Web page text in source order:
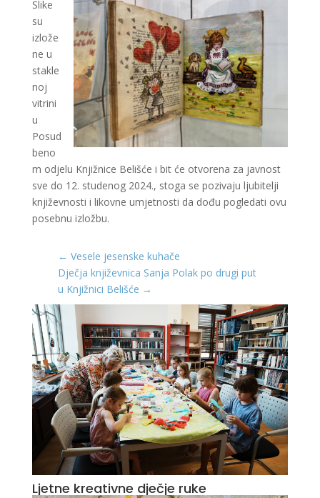
Slike
su
izlože
ne u
stakle
noj
vitrini
u
Posud
beno
m odjelu Knjižnice Belišće i bit će otvorena za javnost
sve do 12. studenog 2024., stoga se pozivaju ljubitelji
književnosti i likovne umjetnosti da dođu pogledati ovu
posebnu izložbu.
← Vesele jesenske kuhače
Dječja književnica Sanja Polak po drugi put
u Knjižnici Belišće →
Ljetne kreativne dječje ruke